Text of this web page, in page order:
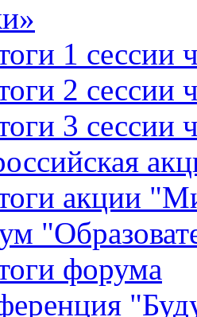
1 сессии
2 сессии
3 сессии
акции
форума